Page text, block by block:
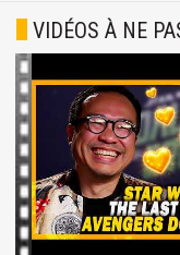
VIDÉOS À NE